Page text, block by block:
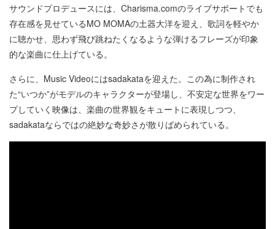
サウンドプロデュースには、Charisma.comのライブサポートでも
存在感を見せているMO MOMAの土器大洋を迎え、歌詞を軽やか
に聴かせ、思わず飛び跳ねたくなるような弾けるフレーズが印象
的な楽曲に仕上げている。
さらに、Music Videoにはsadakataを迎えた。この為に制作され
た“いつか”がモデルのキャラクターが登場し、不安定な世界をワー
プしていく映像は、楽曲の世界観をキュートに表現しつつ、
sadakataならではの絶妙な奇妙さが散りばめられている。